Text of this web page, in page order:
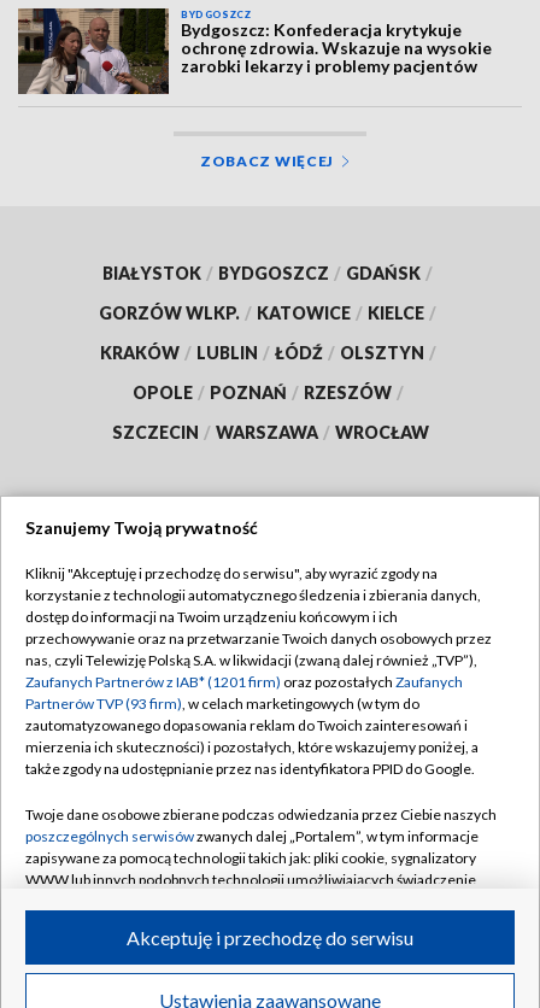
BYDGOSZCZ
Bydgoszcz: Konfederacja krytykuje
ochronę zdrowia. Wskazuje na wysokie
zarobki lekarzy i problemy pacjentów
ZOBACZ WIĘCEJ
BIAŁYSTOK / BYDGOSZCZ / GDAŃSK /
GORZÓW WLKP. / KATOWICE / KIELCE /
KRAKÓW / LUBLIN / ŁÓDŹ / OLSZTYN /
OPOLE / POZNAŃ / RZESZÓW /
SZCZECIN / WARSZAWA / WROCŁAW
TVP
Abonament TVP
Emisja w TVP
Centrum informacji TVP
Naziemna Telewizja Cyfrowa
Rada Programowa
System NOS
Informacje o nadawcy
Program dla prasy
Regulamin TVP
Polityka prywatności
Moje zgody
Pomoc
Kontakt
Kanały
©2026 Telewizja Polska S.A. w likwidacji
Szanujemy Twoją prywatność
Kliknij "Akceptuję i przechodzę do serwisu", aby wyrazić zgody na
korzystanie z technologii automatycznego śledzenia i zbierania danych,
dostęp do informacji na Twoim urządzeniu końcowym i ich
przechowywanie oraz na przetwarzanie Twoich danych osobowych przez
nas, czyli Telewizję Polską S.A. w likwidacji (zwaną dalej również „TVP”),
Zaufanych Partnerów z IAB* (1201 firm) oraz pozostałych Zaufanych
Partnerów TVP (93 firm), w celach marketingowych (w tym do
zautomatyzowanego dopasowania reklam do Twoich zainteresowań i
mierzenia ich skuteczności) i pozostałych, które wskazujemy poniżej, a
także zgody na udostępnianie przez nas identyfikatora PPID do Google.
Twoje dane osobowe zbierane podczas odwiedzania przez Ciebie naszych
poszczególnych serwisówzwanych dalej „Portalem”, w tym informacje
zapisywane za pomocą technologii takich jak: pliki cookie, sygnalizatory
WWW lub innych podobnych technologii umożliwiających świadczenie
ruchu w Internecie.
Twoje dane osobowe zbierane podczas odwiedzania przez Ciebie
Ustawienia zaawansowane
Akceptuję i przechodzę do serwisu